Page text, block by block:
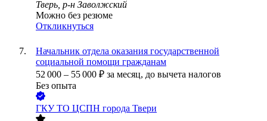
Тверь, р-н Заволжский
Можно без резюме
Откликнуться
Начальник отдела оказания государственной
социальной помощи гражданам
52 000 – 55 000 ₽ за месяц, до вычета налогов
Без опыта
ГКУ ТО ЦСПН города Твери